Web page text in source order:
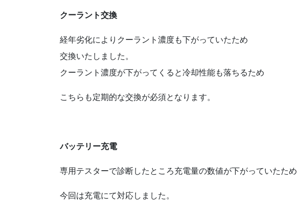
クーラント交換
経年劣化によりクーラント濃度も下がっていたため
交換いたしました。
クーラント濃度が下がってくると冷却性能も落ちるため
こちらも定期的な交換が必須となります。
バッテリー充電
専用テスターで診断したところ充電量の数値が下がっていたため
今回は充電にて対応しました。